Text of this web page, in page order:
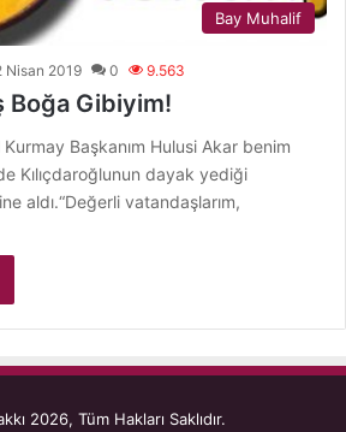
Bay Muhalif
Nisan 2019 0 9.563
Boğa Gibiyim!
Başkanım Hulusi Akar benim
Kılıçdaroğlunun dayak yediği
aldı.“Değerli vatandaşlarım,
2026, Tüm Hakları Saklıdır.